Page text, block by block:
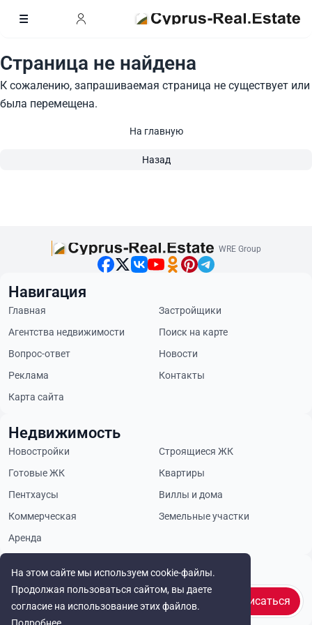
Страница не найдена
К сожалению, запрашиваемая страница не существует или
была перемещена.
На главную
Назад
На этом сайте мы используем cookie-файлы.
Продолжая пользоваться сайтом, вы даете
согласие на использование этих файлов.
WRE Group
Будьте в курсе
Подписаться
Навигация
Главная
Застройщики
Агентства недвижимости
Поиск на карте
Вопрос-ответ
Новости
Реклама
Контакты
Карта сайта
Недвижимость
Новостройки
Строящиеся ЖК
Готовые ЖК
Квартиры
Пентхаусы
Виллы и дома
Коммерческая
Земельные участки
Аренда